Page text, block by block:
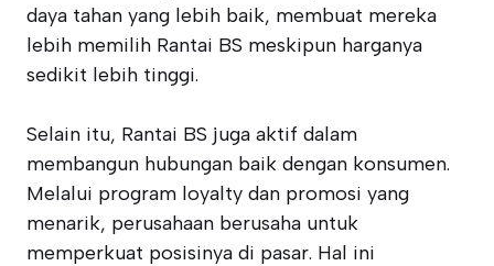
daya tahan yang lebih baik, membuat mereka
lebih memilih Rantai BS meskipun harganya
sedikit lebih tinggi.
Selain itu, Rantai BS juga aktif dalam
membangun hubungan baik dengan konsumen.
Melalui program loyalty dan promosi yang
menarik, perusahaan berusaha untuk
memperkuat posisinya di pasar. Hal ini